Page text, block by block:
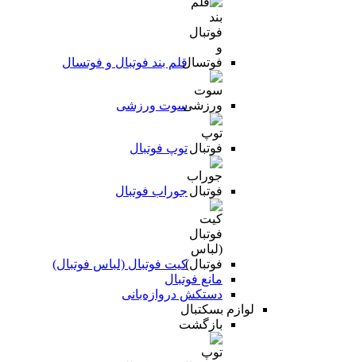
قلم بند فوتبال و فوتسال
سوت ورزشی
توپ فوتبال
جوراب فوتبال
کیت فوتبال (لباس فوتبال)
مانع فوتبال
دستکش دروازه‌بانی
لوازم بسکتبال
بازگشت